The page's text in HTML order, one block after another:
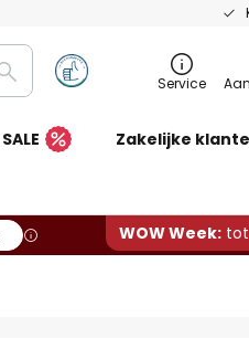
Zoeken Service
SALE Zakelijke
WOW Week: